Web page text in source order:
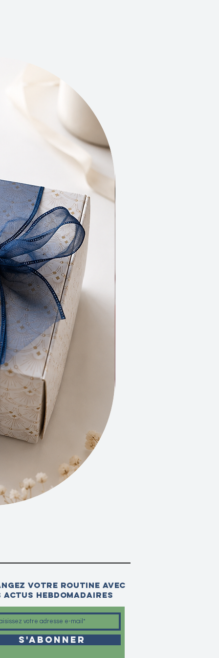
les soins suivants.
douces évoquent
et la simplicité, ajoutant
naturelle à votre routine de
engageons à des pratiques
de l'environnement. Les
naturels sont privilégiés, et
sur la planète.
visage est idéal pour un rituel
purifiants. Intégrez-le dans votre
pour offrir à votre
expérience de nettoyage
régénérez votre peau
avec notre savon visage à
l'argile verte. Une harmonie
naturels pour une peau
propre et éclatante de santé.
votre routine avec
actus hebdomadaires
S'abonner